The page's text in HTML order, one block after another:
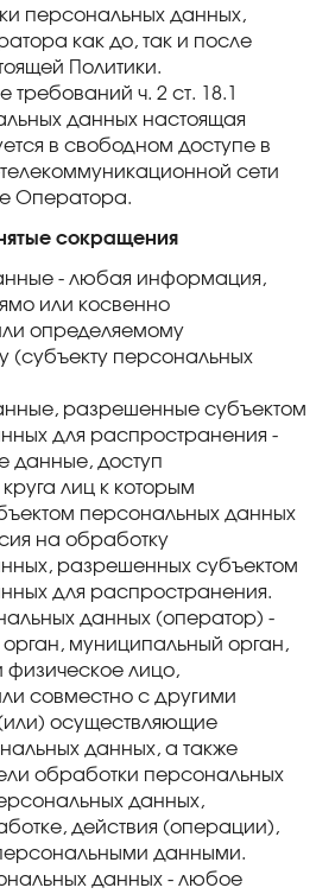
персональных данных,
как до, так и после
Политики.
требований ч. 2 ст. 18.1
данных настоящая
в свободном доступе в
сети
Оператора.
сокращения
- любая информация,
или косвенно
определяемому
(субъекту персональных
разрешенные субъектом
для распространения -
данные, доступ
лиц к которым
персональных данных
на обработку
разрешенных субъектом
для распространения.
данных (оператор) -
орган, муниципальный орган,
лицо,
совместно с другими
осуществляющие
данных, а также
обработки персональных
данных,
действия (операции),
данными.
данных - любое